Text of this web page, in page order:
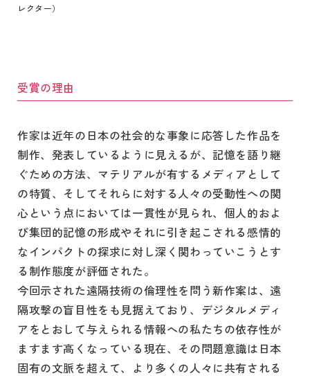
レクター）
受賞の理由
作家は近年の日本の社会的な事象に応答した作品を
制作、発表しているように見えるが、記憶を語り継
ぐための方法、マテリアルが有するメディアとして
の特質、そしてそれらに対する人々の受動性への関
心という点においては一貫性が見られ、個人的およ
び集団的記憶の形成やそれに引き起こされる感情的
なインパクトの探求に対し深く関わっていこうとす
る制作態度が評価された。
今回示された遠隔技術の倫理性を問う新作案は、遠
隔攻撃の盲目性をも見据えており、デジタルメディ
アをとおして与えられる情報への私たちの依存性が
ますます高くなっている現在、その問題意識は日本
固有の文脈を超えて、より多くの人々に共有される